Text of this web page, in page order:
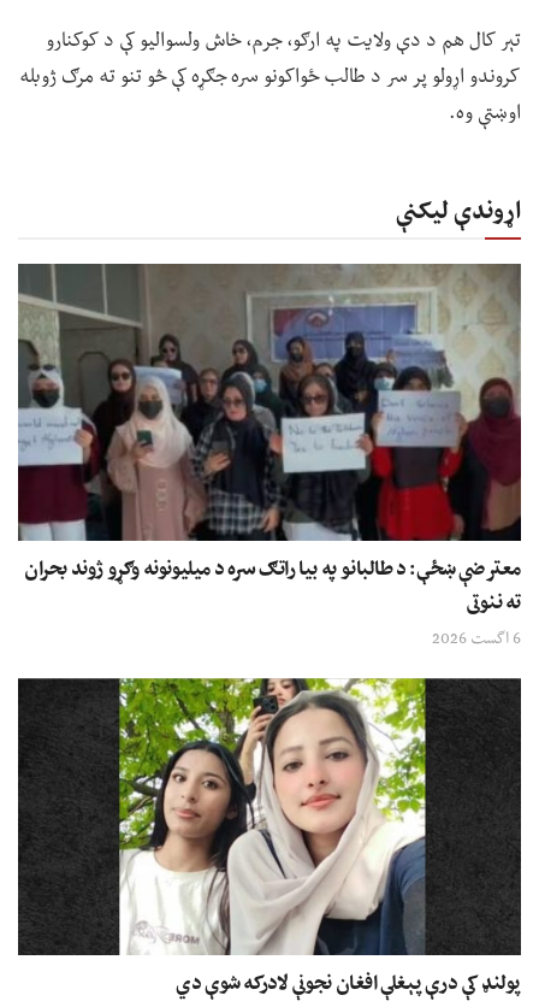
تېر کال هم د دې ولایت په ارګو، جرم، خاش ولسوالیو کې د کوکنارو
کروندو اړولو پر سر د طالب ځواکونو سره جګړه کې څو تنو ته مرګ ژوبله
اوښتې وه.
اړوندې لیکنې
معترضې ښځې: د طالبانو په بیا راتګ سره د میلیونونه وګړو ژوند بحران
ته ننوتی
6 اگست 2026
پولنډ کې درې پېغلې افغان نجونې لادرکه شوې دي